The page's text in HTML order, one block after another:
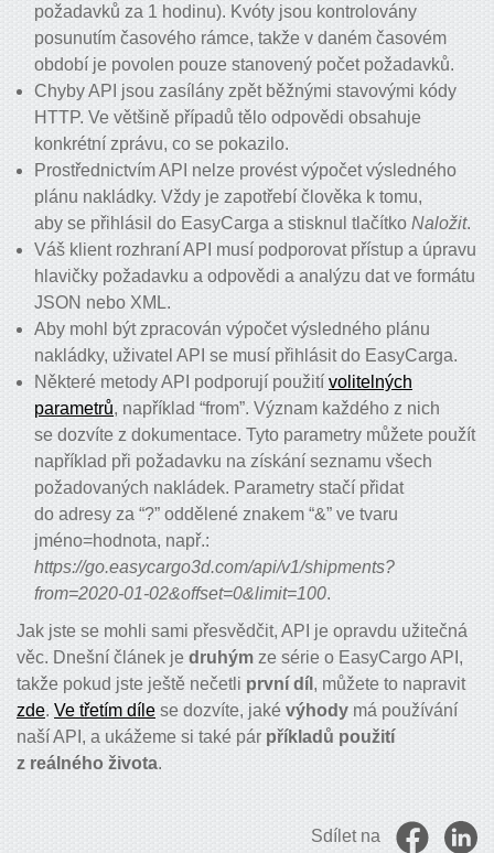
požadavků za 1 hodinu). Kvóty jsou kontrolovány
posunutím časového rámce, takže v daném časovém
období je povolen pouze stanovený počet požadavků.
Chyby API jsou zasílány zpět běžnými stavovými kódy
HTTP. Ve většině případů tělo odpovědi obsahuje
konkrétní zprávu, co se pokazilo.
Prostřednictvím API nelze provést výpočet výsledného
plánu nakládky. Vždy je zapotřebí člověka k tomu,
aby se přihlásil do EasyCarga a stisknul tlačítko Naložit.
Váš klient rozhraní API musí podporovat přístup a úpravu
hlavičky požadavku a odpovědi a analýzu dat ve formátu
JSON nebo XML.
Aby mohl být zpracován výpočet výsledného plánu
nakládky, uživatel API se musí přihlásit do EasyCarga.
Některé metody API podporují použití volitelných
parametrů, například “from”. Význam každého z nich
se dozvíte z dokumentace. Tyto parametry můžete použít
například při požadavku na získání seznamu všech
požadovaných nakládek. Parametry stačí přidat
do adresy za “?” oddělené znakem “&” ve tvaru
jméno=hodnota, např.:
https://go.easycargo3d.com/api/v1/shipments?
from=2020-01-02&offset=0&limit=100.
Jak jste se mohli sami přesvědčit, API je opravdu užitečná
věc. Dnešní článek je druhým ze série o EasyCargo API,
takže pokud jste ještě nečetli první díl , můžete to napravit
zde. Ve třetím díle se dozvíte, jaké výhody má používání
naší API, a ukážeme si také pár příkladů použití
z reálného života.
Sdílet na